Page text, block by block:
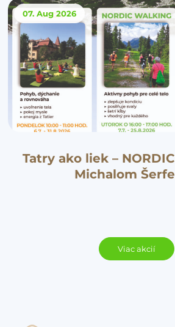
07. Aug 2026
Tatry ako liek –
Michalom
Viac akcií